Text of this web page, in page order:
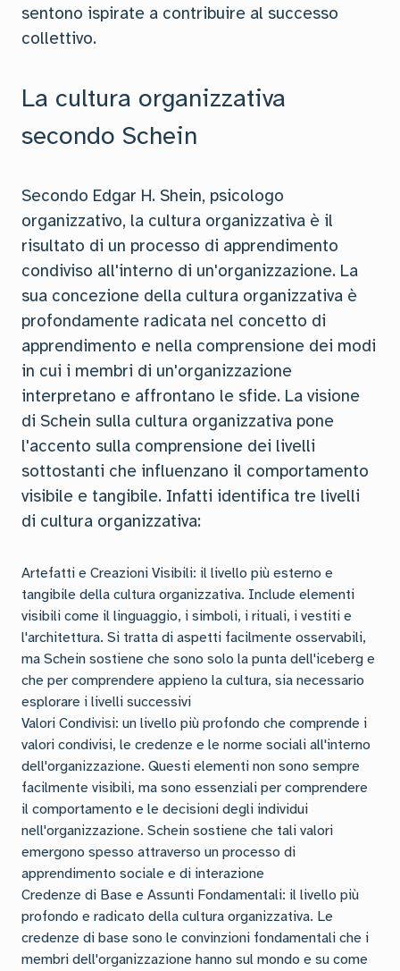
sentono ispirate a contribuire al successo
collettivo.
La cultura organizzativa
secondo Schein
Secondo Edgar H. Shein, psicologo
organizzativo, la cultura organizzativa è il
risultato di un processo di apprendimento
condiviso all'interno di un'organizzazione. La
sua concezione della cultura organizzativa è
profondamente radicata nel concetto di
apprendimento e nella comprensione dei modi
in cui i membri di un'organizzazione
interpretano e affrontano le sfide. La visione
di Schein sulla cultura organizzativa pone
l'accento sulla comprensione dei livelli
sottostanti che influenzano il comportamento
visibile e tangibile. Infatti identifica tre livelli
di cultura organizzativa:
Artefatti e Creazioni Visibili: il livello più esterno e
tangibile della cultura organizzativa. Include elementi
visibili come il linguaggio, i simboli, i rituali, i vestiti e
l'architettura. Si tratta di aspetti facilmente osservabili,
ma Schein sostiene che sono solo la punta dell'iceberg e
che per comprendere appieno la cultura, sia necessario
esplorare i livelli successivi
Valori Condivisi: un livello più profondo che comprende i
valori condivisi, le credenze e le norme sociali all'interno
dell'organizzazione. Questi elementi non sono sempre
facilmente visibili, ma sono essenziali per comprendere
il comportamento e le decisioni degli individui
nell'organizzazione. Schein sostiene che tali valori
emergono spesso attraverso un processo di
apprendimento sociale e di interazione
Credenze di Base e Assunti Fondamentali: il livello più
profondo e radicato della cultura organizzativa. Le
credenze di base sono le convinzioni fondamentali che i
membri dell'organizzazione hanno sul mondo e su come